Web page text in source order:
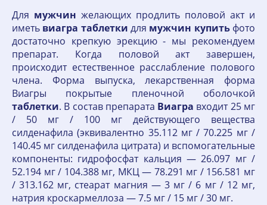
Для мужчин желающих продлить половой акт и
иметь виагра таблетки для мужчин купитьфото
достаточно крепкую эрекцию - мы рекомендуем
препарат. Когда половой акт завершен,
происходит естественное расслабление полового
члена. Форма выпуска, лекарственная форма
Виагры покрытые пленочной оболочкой
таблетки. В состав препарата Виагра входит 25 мг
/ 50 мг / 100 мг действующего вещества
силденафила (эквивалентно 35.112 мг / 70.225 мг /
140.45 мг силденафила цитрата) и вспомогательные
компоненты: гидрофосфат кальция — 26.097 мг /
52.194 мг / 104.388 мг, МКЦ — 78.291 мг / 156.581 мг
/ 313.162 мг, стеарат магния — 3 мг / 6 мг / 12 мг,
натрия кроскармеллоза — 7.5 мг / 15 мг / 30 мг.